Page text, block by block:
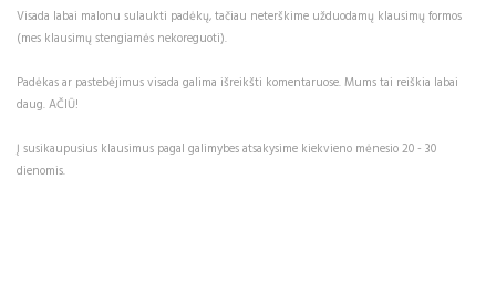
Visada labai malonu sulaukti padėkų, tačiau neterškime užduodamų klausimų formos
(mes klausimų stengiamės nekoreguoti).
Padėkas ar pastebėjimus visada galima išreikšti komentaruose. Mums tai reiškia labai
daug. AČIŪ!
Į susikaupusius klausimus pagal galimybes atsakysime kiekvieno mėnesio 20 - 30
dienomis.